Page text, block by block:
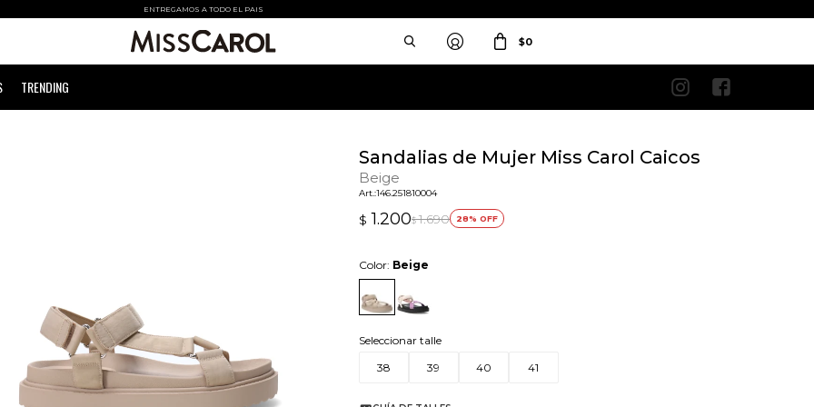
ENTREGAMOS A TODO EL PAIS
TRENDING
$0
 
Sandalias de Mujer Miss Carol Caicos
Beige
146.251810004
$ 1.200$ 1.690 28
Color: Beige
Seleccionar talle
38
39 40 41